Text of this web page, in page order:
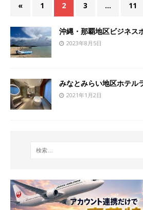
« 1 2 3 … 11
沖縄・那覇地区ビジネス
2023年8月5日
みなとみらい地区ホテル
2021年1月2日